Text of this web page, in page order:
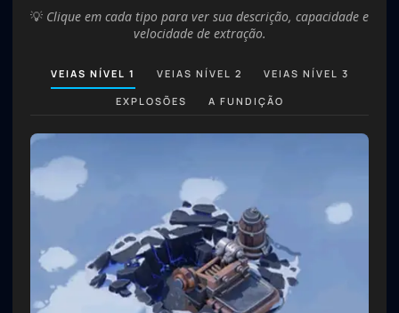
💡 Clique em cada tipo para ver sua descrição, capacidade e
velocidade de extração.
VEIAS NÍVEL 1 VEIAS NÍVEL 2 VEIAS NÍVEL 3
EXPLOSÕES A FUNDIÇÃO